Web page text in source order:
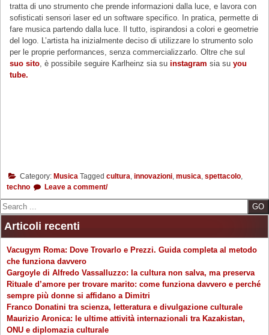
tratta di uno strumento che prende informazioni dalla luce, e lavora con
sofisticati sensori laser ed un software specifico. In pratica, permette di
fare musica partendo dalla luce. Il tutto, ispirandosi a colori e geometrie
del logo. L’artista ha inizialmente deciso di utilizzare lo strumento solo
per le proprie performances, senza commercializzarlo. Oltre che sul
suo sito, è possibile seguire Karlheinz sia su instagram sia suyou
tube.
Category: Musica Tagged cultura, innovazioni, musica, spettacolo,
techno
Leave a comment/
Search
Articoli recenti
Vacugym Roma: Dove Trovarlo e Prezzi. Guida completa al metodo
che funziona davvero
Gargoyle di Alfredo Vassalluzzo: la cultura non salva, ma preserva
Rituale d’amore per trovare marito: come funziona davvero e perché
sempre più donne si affidano a Dimitri
Franco Donatini tra scienza, letteratura e divulgazione culturale
Maurizio Aronica: le ultime attività internazionali tra Kazakistan,
ONU e diplomazia culturale